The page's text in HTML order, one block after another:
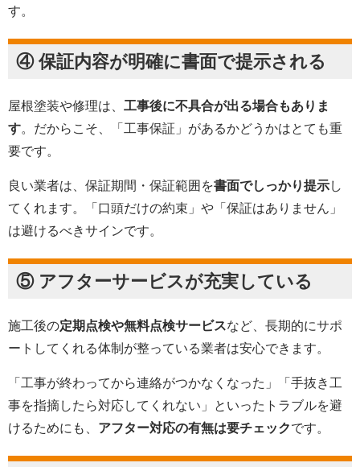
す。
④ 保証内容が明確に書面で提示される
屋根塗装や修理は、 工事後に不具合が出る場合もありま
す。だからこそ、「工事保証」があるかどうかはとても重
要です。
良い業者は、保証期間・保証範囲を書面でしっかり提示し
てくれます。「口頭だけの約束」や「保証はありません」
は避けるべきサインです。
⑤ アフターサービスが充実している
施工後の定期点検や無料点検サービスなど、長期的にサポ
ートしてくれる体制が整っている業者は安心できます。
「工事が終わってから連絡がつかなくなった」「手抜き工
事を指摘したら対応してくれない」といったトラブルを避
けるためにも、 アフター対応の有無は要チェックです。